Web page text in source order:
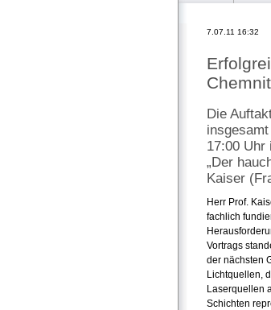
7.07.11 16:32
Die
17:00 Uhr
„Der
Kaiser
Herr Prof.
fachlich
Vortrags
der nächsten
Lichtquellen,
Laserquellen
Schichten